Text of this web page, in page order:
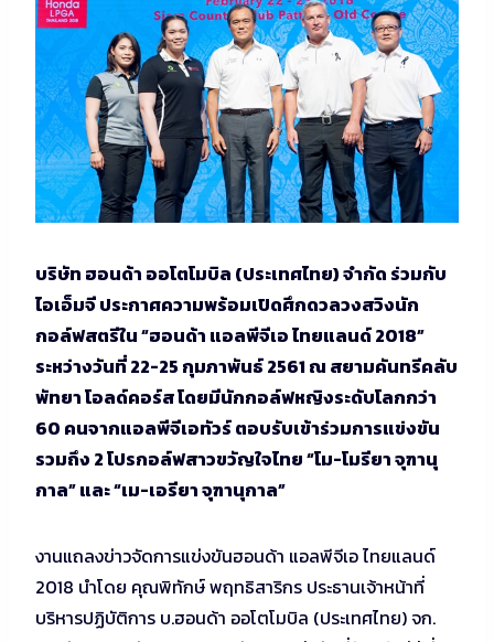
บริษัท ฮอนด้า ออโตโมบิล (ประเทศไทย) จำกัด ร่วมกับ
ไอเอ็มจี ประกาศความพร้อมเปิดศึกดวลวงสวิงนัก
กอล์ฟสตรีใน “ฮอนด้า แอลพีจีเอ ไทยแลนด์ 2018”
ระหว่างวันที่ 22-25 กุมภาพันธ์ 2561 ณ สยามคันทรีคลับ
พัทยา โอลด์คอร์ส โดยมีนักกอล์ฟหญิงระดับโลกกว่า
60 คนจากแอลพีจีเอทัวร์ ตอบรับเข้าร่วมการแข่งขัน
รวมถึง 2 โปรกอล์ฟสาวขวัญใจไทย “โม-โมรียา จุฑานุ
กาล” และ “เม-เอรียา จุฑานุกาล”
งานแถลงข่าวจัดการแข่งขันฮอนด้า แอลพีจีเอ ไทยแลนด์
2018 นำโดย คุณพิทักษ์ พฤทธิสาริกร ประธานเจ้าหน้าที่
บริหารปฏิบัติการ บ.ฮอนด้า ออโตโมบิล (ประเทศไทย) จก.